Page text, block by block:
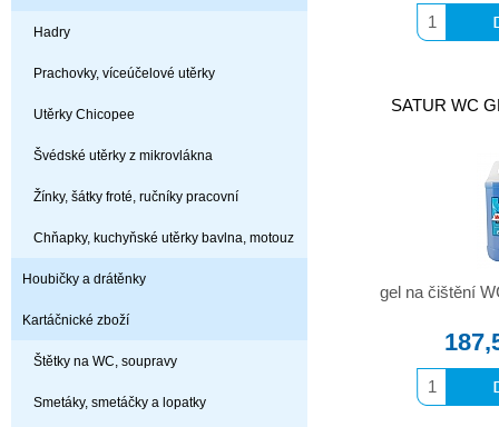
Hadry
Prachovky, víceúčelové utěrky
Utěrky Chicopee
Švédské utěrky z mikrovlákna
Žínky, šátky froté, ručníky pracovní
Chňapky, kuchyňské utěrky bavlna, motouz
Houbičky a drátěnky
Kartáčnické zboží
Štětky na WC, soupravy
Smetáky, smetáčky a lopatky
SATUR WC
gel na čištění